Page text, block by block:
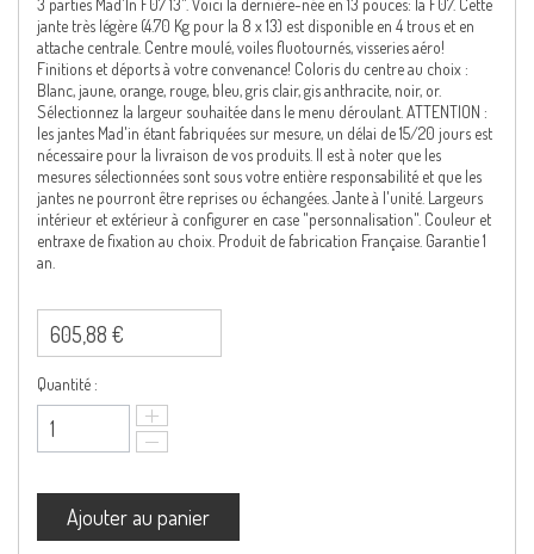
jante très légère (4.70 Kg pour la 8 x 13) est disponible en 4 trous et en
attache centrale. Centre moulé, voiles fluotournés, visseries aéro!
Finitions et déports à votre convenance! Coloris du centre au choix :
Blanc, jaune, orange, rouge, bleu, gris clair, gis anthracite, noir, or.
Sélectionnez la largeur souhaitée dans le menu déroulant. ATTENTION :
les jantes Mad'in étant fabriquées sur mesure, un délai de 15/20 jours est
nécessaire pour la livraison de vos produits. Il est à noter que les
mesures sélectionnées sont sous votre entière responsabilité et que les
jantes ne pourront être reprises ou échangées. Jante à l'unité. Largeurs
intérieur et extérieur à configurer en case "personnalisation". Couleur et
entraxe de fixation au choix. Produit de fabrication Française. Garantie 1
an.
605,88 €
Quantité :
Ajouter au panier